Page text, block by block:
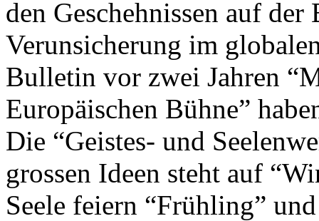
den Geschehnissen auf
Verunsicherung im
Bulletin vor zwei Jahren
Europäischen Bühne”
Die “Geistes- und
grossen Ideen steht auf
Seele feiern “Frühling”